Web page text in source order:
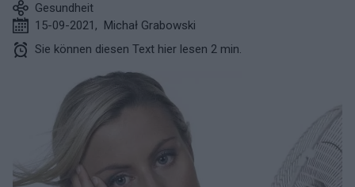
Gesundheit
15-09-2021 , Michał Grabowski
Sie können diesen Text hier lesen 2 min.